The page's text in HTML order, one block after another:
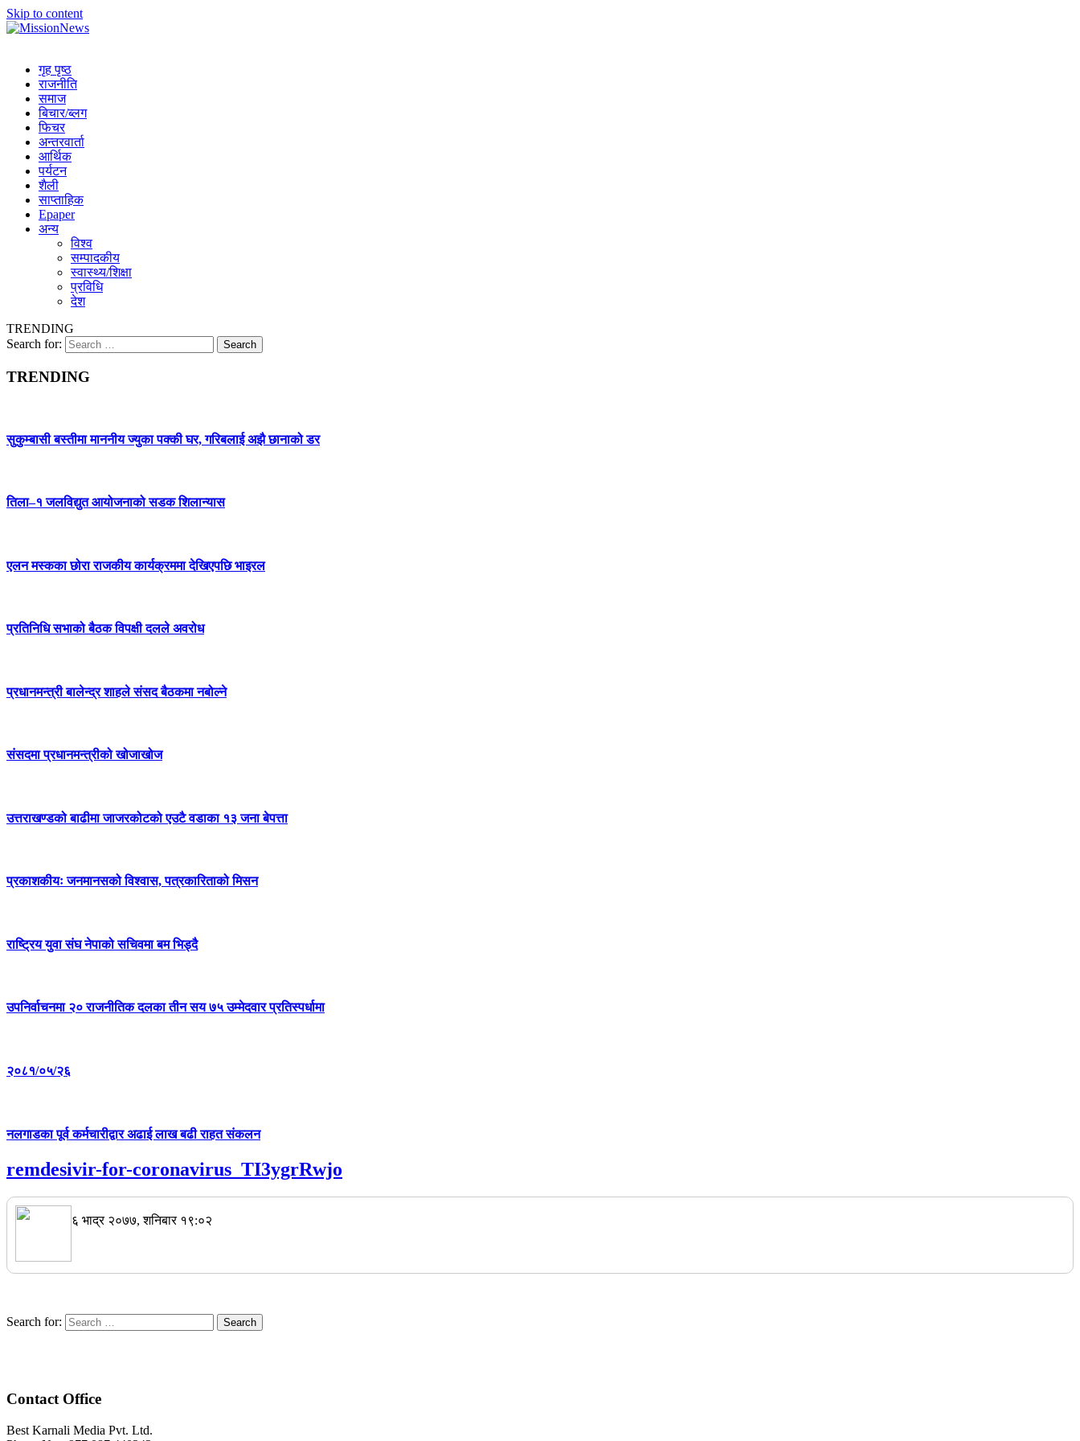
Skip to content
गृह पृष्ठ
राजनीति
समाज
बिचार/ब्लग
फिचर
अन्तरवार्ता
आर्थिक
पर्यटन
शैली
साप्ताहिक
Epaper
अन्य
विश्व
सम्पादकीय
स्वास्थ्य/शिक्षा
प्रविधि
देश
TRENDING
Search for:
TRENDING
सुकुम्बासी बस्तीमा माननीय ज्युका पक्की घर, गरिबलाई अझै छानाको डर
तिला–१ जलविद्युत आयोजनाको सडक शिलान्यास
एलन मस्कका छोरा राजकीय कार्यक्रममा देखिएपछि भाइरल
प्रतिनिधि सभाको बैठक विपक्षी दलले अवरोध
प्रधानमन्त्री बालेन्द्र शाहले संसद बैठकमा नबोल्ने
संसदमा प्रधानमन्त्रीको खोजाखोज
उत्तराखण्डको बाढीमा जाजरकोटको एउटै वडाका १३ जना बेपत्ता
प्रकाशकीयः जनमानसको विश्वास, पत्रकारिताको मिसन
राष्ट्रिय युवा संघ नेपाको सचिवमा बम भिड्दै
उपनिर्वाचनमा २० राजनीतिक दलका तीन सय ७५ उम्मेदवार प्रतिस्पर्धामा
२०८१/०५/२६
नलगाडका पूर्व कर्मचारीद्वार अढाई लाख बढी राहत संकलन
remdesivir-for-coronavirus_TI3ygrRwjo
६ भाद्र २०७७, शनिबार १९:०२
Search for:
Contact Office
Best Karnali Media Pvt. Ltd.